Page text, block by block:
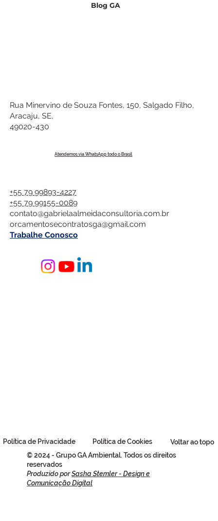
Blog GA
Rua Minervino de Souza Fontes, 150, Salgado Filho,
Aracaju, SE,
49020-430
Atendemos via WhatsApp todo o Brasil
+55 79 99893-4227
+55 79 99155-0089
contato@gabrielaalmeidaconsultoria.com.br
orcamentosecontratosga@gmail.com
Trabalhe Conosco
Política de Privacidade Política de Cookies
Voltar ao topo
© 2024 - Grupo GA Ambiental. Todos os direitos
reservados
Produzido porSasha Stemler - Design e
Comunicação Digital